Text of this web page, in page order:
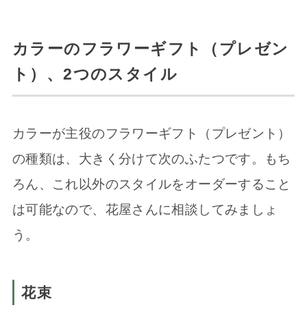
カラーのフラワーギフト（プレゼン
ト）、2つのスタイル
カラーが主役のフラワーギフト（プレゼント）
の種類は、大きく分けて次のふたつです。もち
ろん、これ以外のスタイルをオーダーすること
は可能なので、花屋さんに相談してみましょ
う。
花束